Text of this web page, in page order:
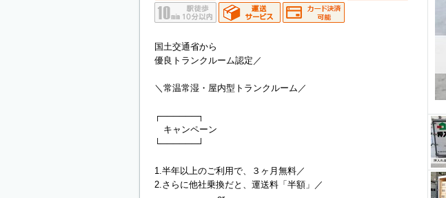
国土交通省から
優良トランクルーム認定／
＼常温常湿・屋内型トランクルーム／
┌──────┐
キャンペーン
└──────┘
1.半年以上のご利用で、３ヶ月無料／
2.さらに他社乗換だと、運送料「半額」／